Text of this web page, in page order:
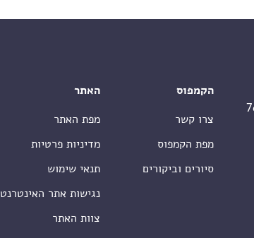
הקמפוס
צרו קשר
מפת הקמפוס
סיורים וביקורים
האתר
מפת האתר
מדיניות פרטיות
תנאי שימוש
נגישות אתר האינטרנט
צוות האתר